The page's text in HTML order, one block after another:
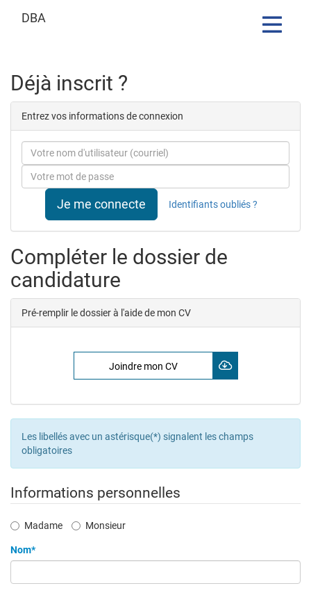
Toggle
DBA
Formulaire
de
candidature
Déjà inscrit ?
Entrez vos informations de connexion
Courriel
Mot
de
Je me connecte Identifiants oubliés ?
Compléter le dossier de
candidature
Pré-remplir le dossier à l'aide de mon CV
Joindre mon CV
Les libellés avec un astérisque(*) signalent les champs
obligatoires
Informations personnelles
CivilitéMadame Monsieur
Nom*